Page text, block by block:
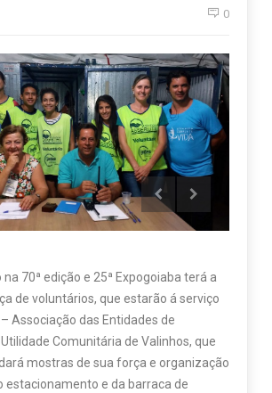
0
na 70ª edição e 25ª Expogoiaba terá a
de voluntários, que estarão á serviço
– Associação das Entidades de
Comunitária de Valinhos, que
mostras de sua força e organização
estacionamento e da barraca de